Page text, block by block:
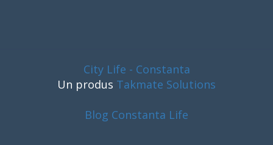
City Life - Constanta
Un produs Takmate Solutions
Blog Constanta Life